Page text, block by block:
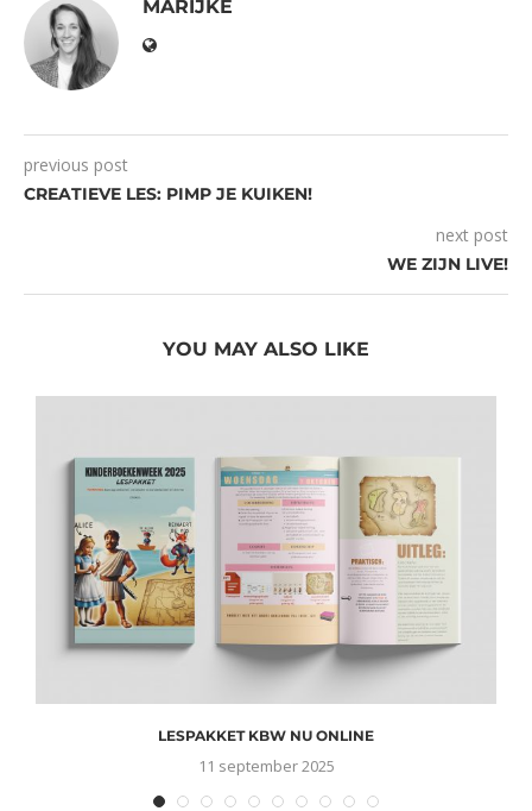
MARIJKE
previous post
CREATIEVE LES: PIMP JE KUIKEN!
next post
WE ZIJN LIVE!
YOU MAY ALSO LIKE
LESPAKKET KBW NU ONLINE
11 september 2025